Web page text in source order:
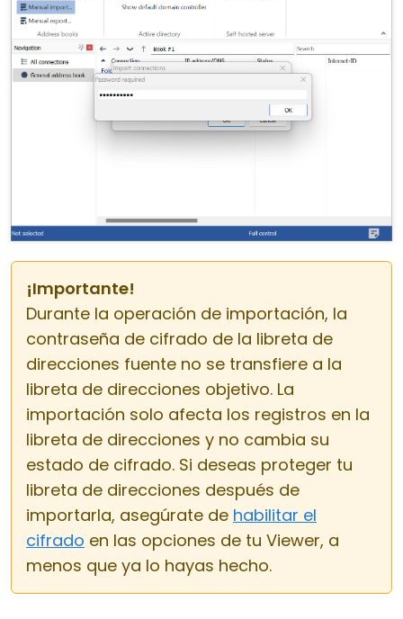
¡Importante!
Durante la operación de importación, la
contraseña de cifrado de la libreta de
direcciones fuente no se transfiere a la
libreta de direcciones objetivo. La
importación solo afecta los registros en la
libreta de direcciones y no cambia su
estado de cifrado. Si deseas proteger tu
libreta de direcciones después de
importarla, asegúrate de habilitar el
cifrado en las opciones de tu Viewer, a
menos que ya lo hayas hecho.